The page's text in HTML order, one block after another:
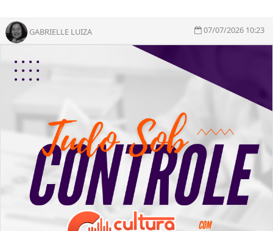
GABRIELLE LUIZA 07/07/2026 10:23